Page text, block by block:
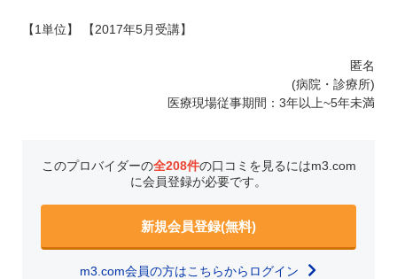
【1単位】 【2017年5月受講】
匿名
(病院・診療所)
医療現場従事期間：3年以上~5年未満
このプロバイダーの全208件の口コミを見るにはm3.com
に会員登録が必要です。
新規会員登録(無料)
m3.com会員の方はこちらからログイン